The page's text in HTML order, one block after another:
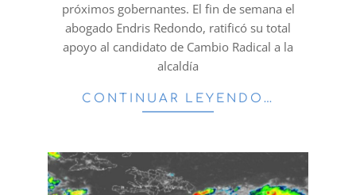
próximos gobernantes. El fin de semana el
abogado Endris Redondo, ratificó su total
apoyo al candidato de Cambio Radical a la
alcaldía
CONTINUAR LEYENDO…